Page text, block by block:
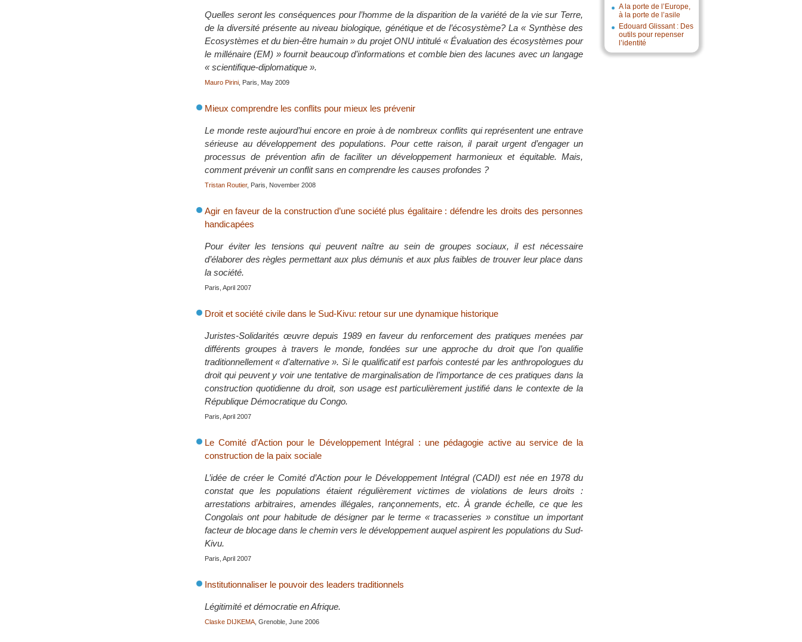
A la porte de l’Europe,
à la porte de l’asile
Edouard Glissant : Des
outils pour repenser
l’identité
Quelles seront les conséquences pour l’homme de la disparition de la variété de la vie sur Terre,
de la diversité présente au niveau biologique, génétique et de l’écosystème? La « Synthèse des
Ecosystèmes et du bien-être humain » du projet ONU intitulé « Évaluation des écosystèmes pour
le millénaire (EM) » fournit beaucoup d’informations et comble bien des lacunes avec un langage
« scientifique-diplomatique ».
Mauro Pirini , Paris, May 2009
Mieux comprendre les conflits pour mieux les prévenir
Le monde reste aujourd’hui encore en proie à de nombreux conflits qui représentent une entrave
sérieuse au développement des populations. Pour cette raison, il parait urgent d’engager un
processus de prévention afin de faciliter un développement harmonieux et équitable. Mais,
comment prévenir un conflit sans en comprendre les causes profondes ?
Tristan Routier, Paris, November 2008
Agir en faveur de la construction d’une société plus égalitaire : défendre les droits des personnes
handicapées
Pour éviter les tensions qui peuvent naître au sein de groupes sociaux, il est nécessaire
d’élaborer des règles permettant aux plus démunis et aux plus faibles de trouver leur place dans
la société.
Paris, April 2007
Droit et société civile dans le Sud-Kivu: retour sur une dynamique historique
Juristes-Solidarités œuvre depuis 1989 en faveur du renforcement des pratiques menées par
différents groupes à travers le monde, fondées sur une approche du droit que l’on qualifie
traditionnellement « d’alternative ». Si le qualificatif est parfois contesté par les anthropologues du
droit qui peuvent y voir une tentative de marginalisation de l’importance de ces pratiques dans la
construction quotidienne du droit, son usage est particulièrement justifié dans le contexte de la
République Démocratique du Congo.
Paris, April 2007
Le Comité d’Action pour le Développement Intégral : une pédagogie active au service de la
construction de la paix sociale
L’idée de créer le Comité d’Action pour le Développement Intégral (CADI) est née en 1978 du
constat que les populations étaient régulièrement victimes de violations de leurs droits :
arrestations arbitraires, amendes illégales, rançonnements, etc. À grande échelle, ce que les
Congolais ont pour habitude de désigner par le terme « tracasseries » constitue un important
facteur de blocage dans le chemin vers le développement auquel aspirent les populations du Sud-
Kivu.
Paris, April 2007
Institutionnaliser le pouvoir des leaders traditionnels
Légitimité et démocratie en Afrique.
Claske DIJKEMA , Grenoble, June 2006